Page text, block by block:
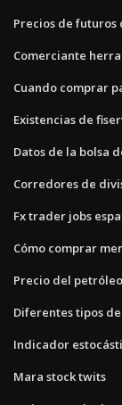
Precios de futuros
Comerciante
Cuando comprar
Existencias de
Datos de la bolsa
Corredores de
Fx trader jobs
Cómo comprar
Precio del
Diferentes tipos
Indicador
Mara stock twits